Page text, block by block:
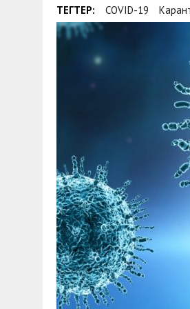
30 МАЯ, 2026 | ТҮСІНДІРУ
ТЕГТЕР: COVID-19